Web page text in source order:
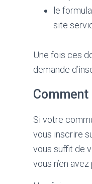
le
site
Une fois ces
demande
Si votre
vous inscrire
vous suffit de
vous n’en